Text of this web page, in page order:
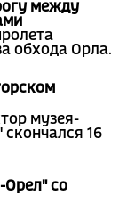
между
обхода Орла.
музея-
скончался 16
Орел" со